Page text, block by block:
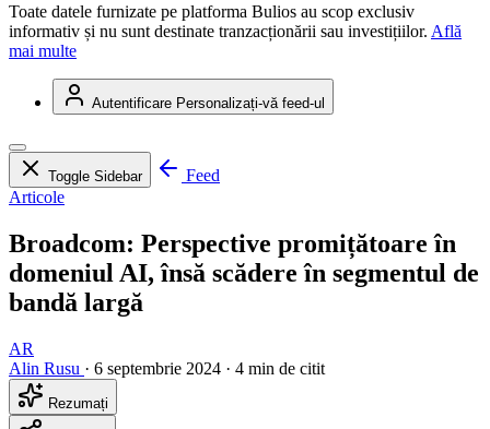
Toate datele furnizate pe platforma Bulios au scop exclusiv
informativ și nu sunt destinate tranzacționării sau investițiilor. Află
mai multe
Autentificare Personalizați-vă feed-ul
Toggle Sidebar
Feed
Articole
Broadcom: Perspective promițătoare în
domeniul AI, însă scădere în segmentul de
bandă largă
AR
Alin Rusu · 6 septembrie 2024 · 4 min de citit
Rezumați